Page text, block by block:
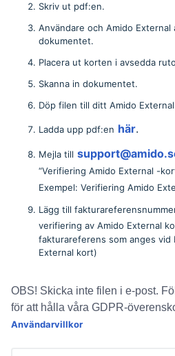
Skriv ut pdf:en.
Användare och Amido External
dokumentet.
Placera ut korten i avsedda
Skanna in dokumentet.
Döp filen till ditt Amido External
Ladda upp pdf:en här.
Mejla till
“Verifiering Amido External -
Exempel: Verifiering Amido
Lägg till
verifiering av Amido External
fakturareferens som anges vid
External kort)
OBS! Skicka inte filen i e-post.
för att hålla våra GDPR-
Användarvillkor